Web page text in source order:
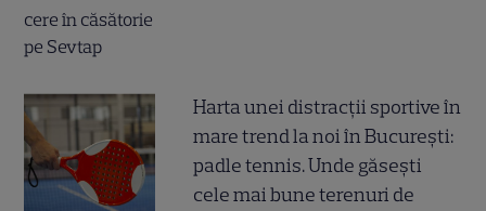
Harta unei distracții sportive în
mare trend la noi în București:
padle tennis. Unde găsești
cele mai bune terenuri de